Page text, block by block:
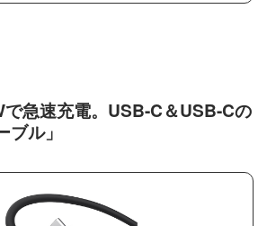
急速充電。USB-C＆USB-Cの
ブル」